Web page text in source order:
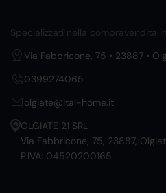
Specializzati nella compravendita
Via Fabbricone, 75 • 23887 •
0399274065
olgiate@ital-home.it
OLGIATE 21 SRL
Via Fabbricone, 75, 23887,
P.IVA: 04520200165